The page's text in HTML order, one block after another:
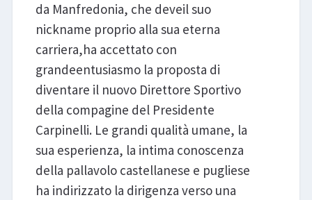
da Manfredonia, che deveil suo
nickname proprio alla sua eterna
carriera,ha accettato con
grandeentusiasmo la proposta di
diventare il nuovo Direttore Sportivo
della compagine del Presidente
Carpinelli. Le grandi qualità umane, la
sua esperienza, la intima conoscenza
della pallavolo castellanese e pugliese
ha indirizzato la dirigenza verso una